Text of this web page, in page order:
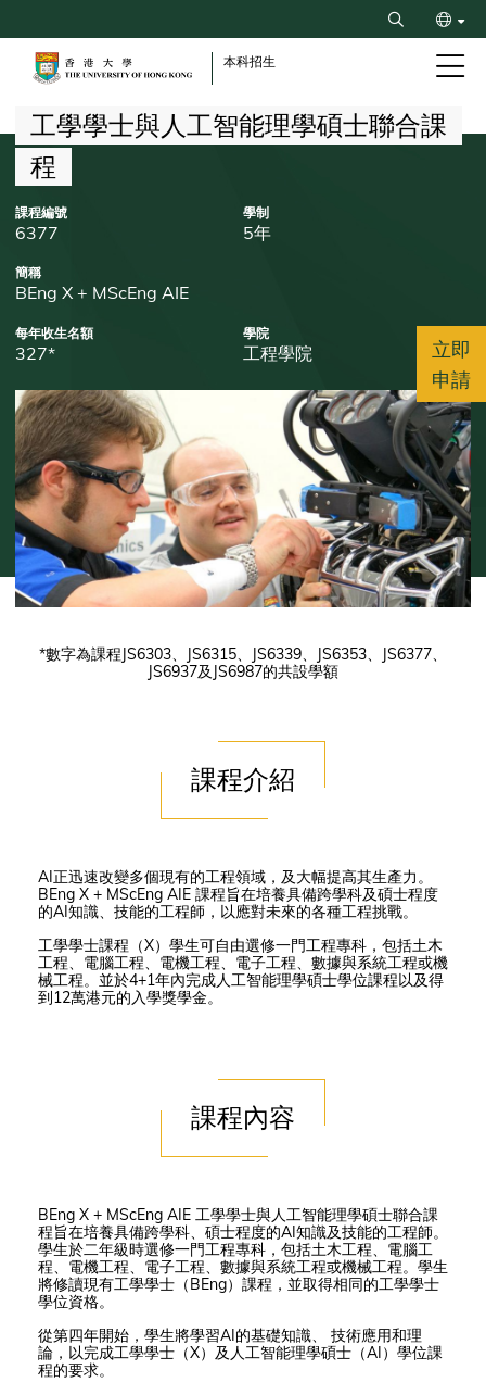
to
content
Search
本科招生
Breadcrumb
工學學士與人工智能理學碩士聯合課
程
課程編號
6377
學制
5年
簡稱
BEng X + MScEng AIE
每年收生名額
327*
學院
工程學院
*數字為課程JS6303、JS6315、JS6339、JS6353、JS6377、
JS6937及JS6987的共設學額
課程介紹
AI正迅速改變多個現有的工程領域，及大幅提高其生產力。
BEng X + MScEng AIE 課程旨在培養具備跨學科及碩士程度
的AI知識、技能的工程師，以應對未來的各種工程挑戰。
工學學士課程（X）學生可自由選修一門工程專科，包括土木
工程、電腦工程、電機工程、電子工程、數據與系統工程或機
械工程。並於4+1年內完成人工智能理學碩士學位課程以及得
到12萬港元的入學獎學金。
課程內容
BEng X + MScEng AIE 工學學士與人工智能理學碩士聯合課
程旨在培養具備跨學科、碩士程度的AI知識及技能的工程師。
學生於二年級時選修一門工程專科，包括土木工程、電腦工
程、電機工程、電子工程、數據與系統工程或機械工程。學生
將修讀現有工學學士（BEng）課程，並取得相同的工學學士
學位資格。
從第四年開始，學生將學習AI的基礎知識、 技術應用和理
論，以完成工學學士（X）及人工智能理學碩士（AI）學位課
程的要求。
立即
申請